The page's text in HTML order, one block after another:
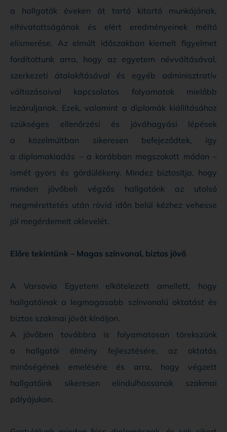
a hallgatók éveken át tartó kitartó munkájának,
elhivatottságának és elért eredményeinek méltó
elismerése. Az elmúlt időszakban kiemelt figyelmet
fordítottunk arra, hogy az egyetem névváltásával,
szerkezeti átalakításával és egyéb adminisztratív
változásaival kapcsolatos folyamatok mielőbb
lezáruljanak. Ezek, valamint a diplomák kiállításához
szükséges ellenőrzési és jóváhagyási lépések
a közelmúltban sikeresen befejeződtek, így
a diplomakiadás – a korábban megszokott módon –
ismét gyors és gördülékeny. Mindez biztosítja, hogy
minden jövőbeli végzős hallgatónk az utolsó
megmérettetés után rövid időn belül kézhez vehesse
jól megérdemelt oklevelét.
Előre tekintünk – Magas színvonal, biztos jövő
A Varsovia Egyetem elkötelezett amellett, hogy
hallgatóinak a legmagasabb színvonalú oktatást és
biztos szakmai jövőt kínáljon.
A jövőben továbbra is folyamatosan törekszünk
a hallgatói élmény fejlesztésére, az oktatás
minőségének emelésére és arra, hogy végzett
hallgatóink sikeresen elindulhassanak szakmai
pályájukon.